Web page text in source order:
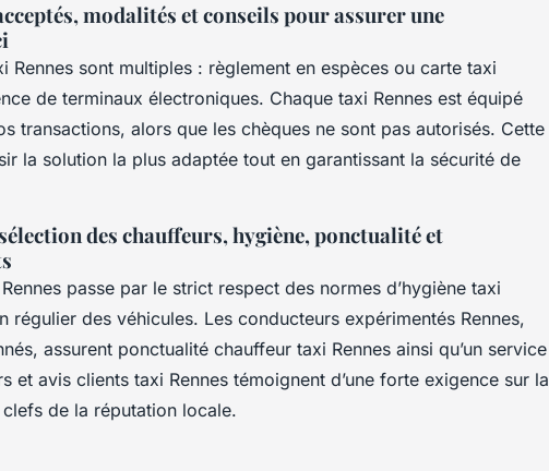
modalités et conseils pour assurer une
Rennes sont multiples : règlement en espèces ou carte taxi
de terminaux électroniques. Chaque taxi Rennes est équipé
transactions, alors que les chèques ne sont pas autorisés. Cette
la solution la plus adaptée tout en garantissant la sécurité de
des chauffeurs, hygiène, ponctualité et
passe par le strict respect des normes d’hygiène taxi
régulier des véhicules. Les conducteurs expérimentés Rennes,
assurent ponctualité chauffeur taxi Rennes ainsi qu’un service
et avis clients taxi Rennes témoignent d’une forte exigence sur la
de la réputation locale.